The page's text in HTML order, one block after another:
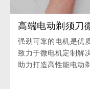
高端电动剃须刀
强劲可靠的电机是优
致力于微电机定制解
助力打造高性能电动